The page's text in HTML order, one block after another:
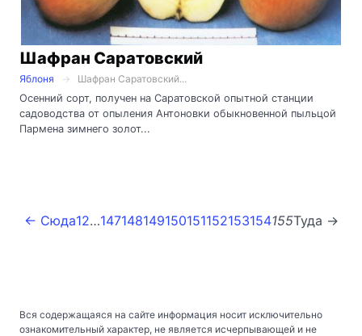
Шафран Саратовский
Яблоня
Шафран Саратовский...
Осенний сорт, получен на Саратовской опытной станции
садоводства от опыления Антоновки обыкновенной пыльцой
Пармена зимнего золот...
← Сюда12…147148149150151152153154155Туда →
Вся содержащаяся на сайте информация носит исключительно
ознакомительный характер, не является исчерпывающей и не